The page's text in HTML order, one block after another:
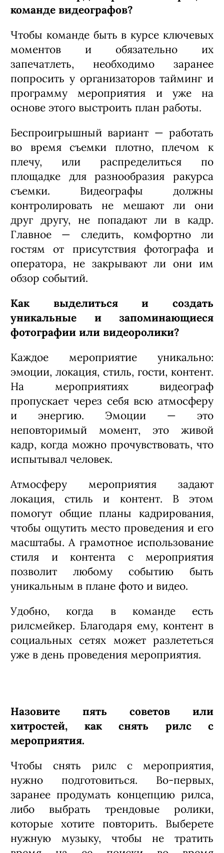
команде видеографов?
Чтобы команде быть в курсе ключевых
моментов и обязательно их
запечатлеть, необходимо заранее
попросить у организаторов тайминг и
программу мероприятия и уже на
основе этого выстроить план работы.
Беспроигрышный вариант — работать
во время съемки плотно, плечом к
плечу, или распределиться по
площадке для разнообразия ракурса
съемки. Видеографы должны
контролировать не мешают ли они
друг другу, не попадают ли в кадр.
Главное — следить, комфортно ли
гостям от присутствия фотографа и
оператора, не закрывают ли они им
обзор событий.
Как выделиться и создать
уникальные и запоминающиеся
фотографии или видеоролики?
Каждое мероприятие уникально:
эмоции, локация, стиль, гости, контент.
На мероприятиях видеограф
пропускает через себя всю атмосферу
и энергию. Эмоции — это
неповторимый момент, это живой
кадр, когда можно прочувствовать, что
испытывал человек.
Атмосферу мероприятия задают
локация, стиль и контент. В этом
помогут общие планы кадрирования,
чтобы ощутить место проведения и его
масштабы. А грамотное использование
стиля и контента с мероприятия
позволит любому событию быть
уникальным в плане фото и видео.
Удобно, когда в команде есть
рилсмейкер. Благодаря ему, контент в
социальных сетях может разлететься
уже в день проведения мероприятия.
Назовите пять советов или
хитростей, как снять рилс с
мероприятия.
Чтобы снять рилс с мероприятия,
нужно подготовиться. Во-первых,
заранее продумать концепцию рилса,
либо выбрать трендовые ролики,
которые хотите повторить. Выберете
нужную музыку, чтобы не тратить